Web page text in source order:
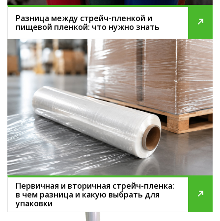
Разница между стрейч-пленкой и
пищевой пленкой: что нужно знать
Первичная и вторичная стрейч-пленка:
в чем разница и какую выбрать для
упаковки